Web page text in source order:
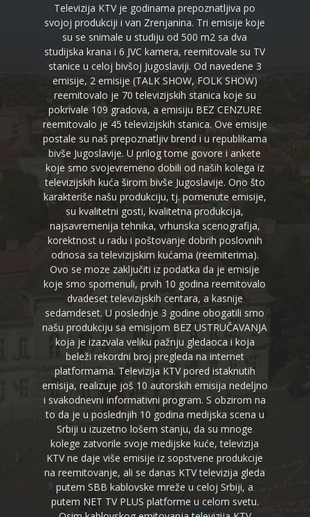
Televizija KTV je godinama prepoznatljiva po
svojoj produkciji i van Zrenjanina. Tri emisije koje
su se snimale u studiju od 500 m2 sa dva
studijska krana i 6 JVC kamera, reemitovale su TV
stanice u celoj bivšoj Jugoslaviji. Od navedene 3
emisije, 2 emisije (TALK SHOW, FOLK SHOW)
reemitovalo je 70 televizijskih stanica koje su
pokrivale 109 gradova, a emisiju BEZ CENZURE
reemitovalo je 45 televizijskih stanica. Ove emisije
postale su naš prepoznatljiv brend i u republikama
bivše Jugoslavije. U prilog tome govore i ankete
koje smo svojevremeno dobili od naših kolega iz
televizijskih kuća širom bivše Jugoslavije. Ono što
karakteriše našu produkciju, tj. pomenute emisije,
su kvalitetni gosti, kvalitetna produkcija,
najsavremenija tehnika, vrhunska scenografija,
korektnost u radu i poštovanje dobrih poslovnih
odnosa sa televizijskim kućama (reemiterima).
Ovo se moze zaključiti iz podatka da je emisije
koje smo spomenuli, prvih 10 godina reemitovalo
dvadeset televizijskih centara, a kasnije
sedamdeset. U poslednje 3 godine obogatili smo
našu produkciju sa emisijom BEZ USTRUČAVANJA
koja je izazvala veliku pažnju gledaoca i koja
beleži rekordni broj pregleda na internet
platformama. Televizija KTV pored istaknutih
emisija, realizuje još 10 autorskih emisija nedeljno
i svakodnevni informativni program. S obzirom na
to da je u poslednjih 10 godina medijska scena u
Srbiji u izuzetno lošem stanju, da su mnoge
kolege zatvorile svoje medijske kuće, televizija
KTV ne daje više emisije iz sopstvene produkcije
na reemitovanje, ali se danas KTV televizija gleda
putem SBB kablovske mreže u celoj Srbiji, a
putem NET TV PLUS platforme u celom svetu.